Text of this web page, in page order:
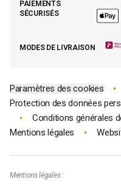
La presse parle de Mathon
Moins cher par lot
PAIEMENTS
SÉCURISÉS
MODES DE LIVRAISON
Paramètres des cookies •
Protection des données
• Conditions générales
Mentions légales •
Mentions légales :